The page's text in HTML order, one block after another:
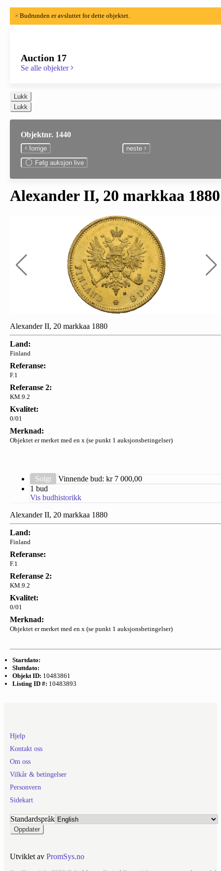
× Budrunden er avsluttet for dette objektet.
Auction 17
Se alle objekter
Lukk
Lukk
Objektnr. 1440
forrige
neste
Følg auksjon live
Alexander II, 20 markkaa 1880
Alexander II, 20 markkaa 1880
Land:
Finland
Referanse:
F.1
Referanse 2:
KM.9.2
Kvalitet:
0/01
Merknad:
Objektet er merket med en x (se punkt 1 auksjonsbetingelser)
Solgt Vinnende bud: kr 7 000,00
1 bud
Vis budhistorikk
Alexander II, 20 markkaa 1880
Land:
Finland
Referanse:
F.1
Referanse 2:
KM.9.2
Kvalitet:
0/01
Merknad:
Objektet er merket med en x (se punkt 1 auksjonsbetingelser)
Startdato:
Sluttdato:
Objekt ID: 10483861
Listing ID #: 10483893
Hjelp
Kontakt oss
Om oss
Vilkår & betingelser
Personvern
Sidekart
Standardspråk
Utviklet av PromSys.no